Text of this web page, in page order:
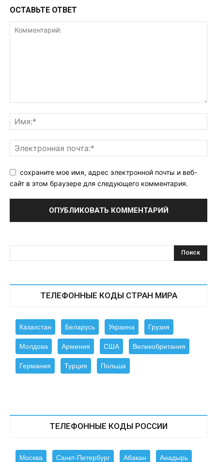
ОСТАВЬТЕ ОТВЕТ
сохраните мое имя, адрес электронной почты и веб-
сайт в этом браузере для следующего комментария.
ТЕЛЕФОННЫЕ КОДЫ СТРАН МИРА
Казахстан Беларусь Украина Грузия
Молдова Армения США Великобритания
Германия Турция Польша
ТЕЛЕФОННЫЕ КОДЫ РОССИИ
Москва Санкт-Петербург Абакан Анадырь